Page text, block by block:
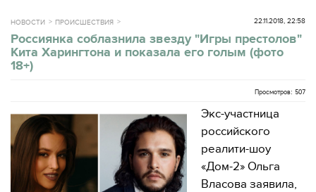
НОВОСТИ ПРОИСШЕСТВИЯ 22.11.2018, 22:58
Россиянка соблазнила звезду "Игры престолов"
Кита Харингтона и показала его голым (фото
18+)
Просмотров: 507
Экс-участница
российского
реалити-шоу
«Дом-2» Ольга
Власова заявила,